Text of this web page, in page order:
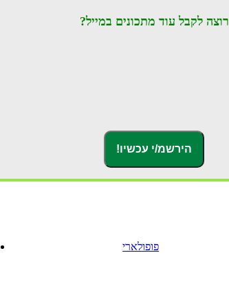
רוצה לקבל עוד מתכונים במייל?
פופולארי